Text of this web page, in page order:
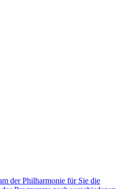
der Philharmonie für Sie die